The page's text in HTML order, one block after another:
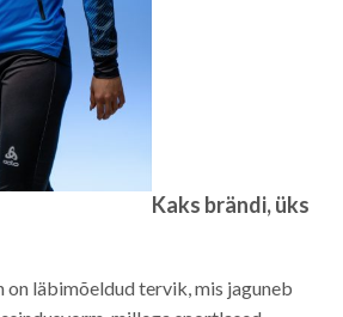
Kaks brändi, üks
läbimõeldud tervik, mis jaguneb